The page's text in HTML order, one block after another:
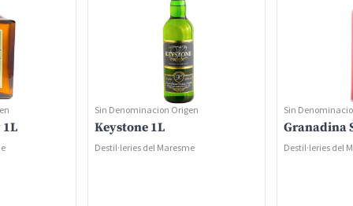
1L
Sin Denominacion Origen
Keystone 1L
Destil·leries del Maresme
Sin
Granadina
Destil·leries del